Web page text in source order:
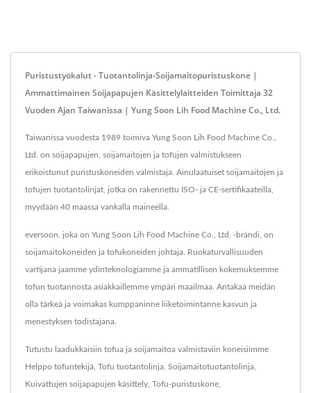
Puristustyökalut - Tuotantolinja-Soijamaitopuristuskone |
Ammattimainen Soijapapujen Käsittelylaitteiden Toimittaja 32
Vuoden Ajan Taiwanissa | Yung Soon Lih Food Machine Co., Ltd.
Taiwanissa vuodesta 1989 toimiva Yung Soon Lih Food Machine Co.,
Ltd. on soijapapujen, soijamaitojen ja tofujen valmistukseen
erikoistunut puristuskoneiden valmistaja. Ainulaatuiset soijamaitojen ja
tofujen tuotantolinjat, jotka on rakennettu ISO- ja CE-sertifikaateilla,
myydään 40 maassa vankalla maineella.
eversoon, joka on Yung Soon Lih Food Machine Co., Ltd. -brändi, on
soijamaitokoneiden ja tofukoneiden johtaja. Ruokaturvallisuuden
vartijana jaamme ydinteknologiamme ja ammatillisen kokemuksemme
tofun tuotannosta asiakkaillemme ympäri maailmaa. Antakaa meidän
olla tärkeä ja voimakas kumppaninne liiketoimintanne kasvun ja
menestyksen todistajana.
Tutustu laadukkaisiin tofua ja soijamaitoa valmistaviin koneisiimme
Helppo tofuntekijä, Tofu tuotantolinja, Soijamaitotuotantolinja,
Kuivattujen soijapapujen käsittely, Tofu-puristuskone,